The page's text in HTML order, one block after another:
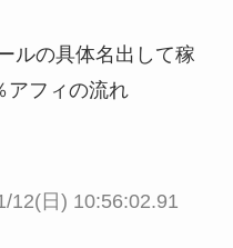
ルの具体名出して稼
アフィの流れ
12(日) 10:56:02.91